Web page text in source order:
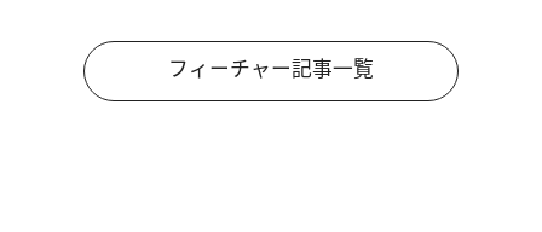
フィーチャー記事一覧